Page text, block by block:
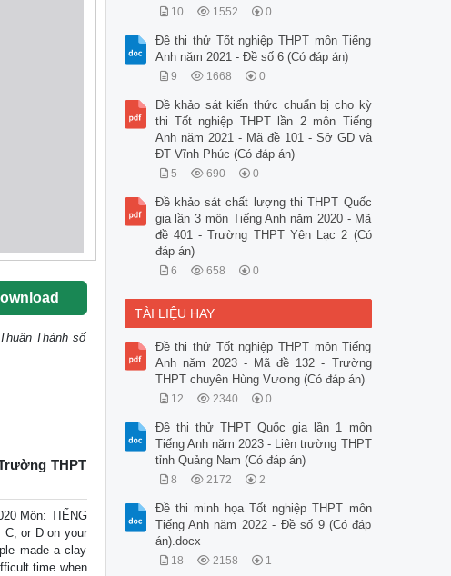
Thành số
THPT
Môn: TIẾNG
C, or D on your
made a clay
time when
10 1552 0
Đề thi thử Tốt nghiệp THPT môn Tiếng
Anh năm 2021 - Đề số 6 (Có đáp án)
9 1668 0
Đề khảo sát kiến thức chuẩn bị cho kỳ
thi Tốt nghiệp THPT lần 2 môn Tiếng
Anh năm 2021 - Mã đề 101 - Sở GD và
ĐT Vĩnh Phúc (Có đáp án)
5 690 0
Đề khảo sát chất lượng thi THPT Quốc
gia lần 3 môn Tiếng Anh năm 2020 - Mã
đề 401 - Trường THPT Yên Lạc 2 (Có
đáp án)
6 658 0
TÀI LIỆU HAY
Đề thi thử Tốt nghiệp THPT môn Tiếng
Anh năm 2023 - Mã đề 132 - Trường
THPT chuyên Hùng Vương (Có đáp án)
12 2340 0
Đề thi thử THPT Quốc gia lần 1 môn
Tiếng Anh năm 2023 - Liên trường THPT
tỉnh Quảng Nam (Có đáp án)
8 2172 2
Đề thi minh họa Tốt nghiệp THPT môn
Tiếng Anh năm 2022 - Đề số 9 (Có đáp
án).docx
18 2158 1